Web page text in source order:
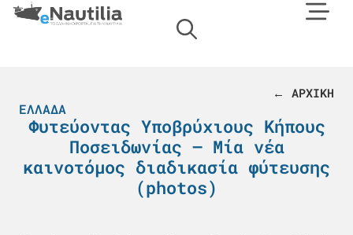
← ΑΡΧΙΚΗ
ΕΛΛΆΔΑ
Φυτεύοντας Υποβρύχιους Κήπους
Ποσειδωνίας – Mία νέα
καινοτόμος διαδικασία φύτευσης
(photos)